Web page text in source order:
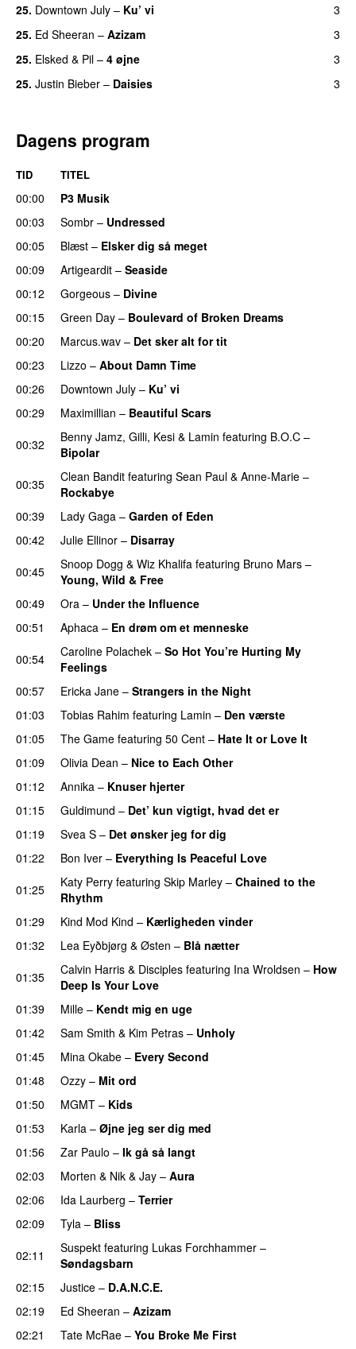
25. Downtown July – Ku’ vi
3
25. Ed Sheeran – Azizam
3
25. Elsked & Pil – 4 øjne
3
25. Justin Bieber – Daisies 3
Dagens program
TID TITEL
00:00
P3 Musik
00:03
Sombr – Undressed
00:05 Blæst – Elsker dig så meget
00:09
Artigeardit – Seaside
00:12
Gorgeous – Divine
00:15
Green Day – Boulevard of Broken Dreams
00:20
Marcus.wav – Det sker alt for tit
00:23 Lizzo – About Damn Time
00:26
Downtown July – Ku’ vi
00:29 Maximillian – Beautiful Scars
00:32
Benny Jamz, Gilli, Kesi & Lamin featuring B.O.C –
Bipolar
00:35
Clean Bandit featuring Sean Paul & Anne-Marie –
Rockabye
00:39
Lady Gaga – Garden of Eden
00:42
Julie Ellinor – Disarray
00:45 Snoop Dogg & Wiz Khalifa featuring Bruno Mars –
Young, Wild & Free
00:49
Ora – Under the Influence
00:51
Aphaca – En drøm om et menneske
00:54 Caroline Polachek – So Hot You’re Hurting My
Feelings
00:57 Ericka Jane – Strangers in the Night
01:03
Tobias Rahim featuring Lamin – Den værste
01:05
The Game featuring 50 Cent – Hate It or Love It
01:09
Olivia Dean – Nice to Each Other
01:12
Annika – Knuser hjerter
01:15
Guldimund – Det’ kun vigtigt, hvad det er
01:19 Svea S – Det ønsker jeg for dig
01:22
Bon Iver – Everything Is Peaceful Love
01:25
Katy Perry featuring Skip Marley – Chained to the
Rhythm
01:29
Kind Mod Kind – Kærligheden vinder
01:32
Lea Eyðbjørg & Østen – Blå nætter
01:35 Calvin Harris & Disciples featuring Ina Wroldsen – How
Deep Is Your Love
01:39
Mille – Kendt mig en uge
01:42
Sam Smith & Kim Petras – Unholy
01:45 Mina Okabe – Every Second
01:48
Ozzy – Mit ord
01:50
MGMT – Kids
01:53
Karla – Øjne jeg ser dig med
01:56
Zar Paulo – Ik gå så langt
02:03
Morten & Nik & Jay – Aura
02:06
Ida Laurberg – Terrier
02:09 Tyla – Bliss
02:11
Suspekt featuring Lukas Forchhammer –
Søndagsbarn
02:15
Justice – D.A.N.C.E.
02:19
Ed Sheeran – Azizam
02:21
Tate McRae – You Broke Me First